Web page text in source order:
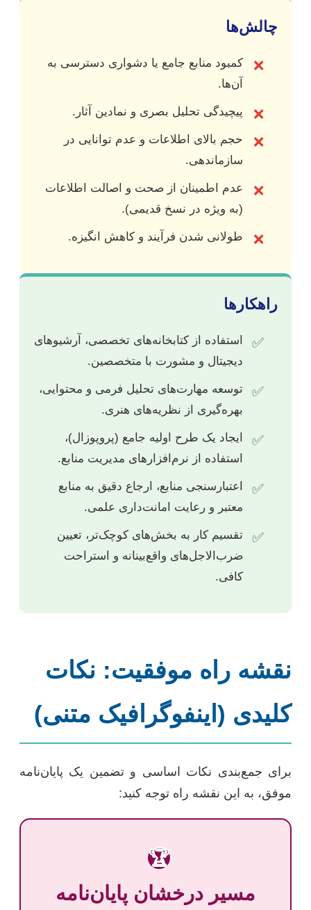
چالش‌ها
❌
کمبود منابع جامع یا دشواری دسترسی به
آن‌ها.
❌ پیچیدگی تحلیل بصری و نمادین آثار.
❌
حجم بالای اطلاعات و عدم توانایی در
سازماندهی.
❌
عدم اطمینان از صحت و اصالت اطلاعات
(به ویژه در نسخ قدیمی).
❌ طولانی شدن فرآیند و کاهش انگیزه.
راهکارها
✅
استفاده از کتابخانه‌های تخصصی، آرشیوهای
دیجیتال و مشورت با متخصصین.
✅
توسعه مهارت‌های تحلیل فرمی و محتوایی،
بهره‌گیری از نظریه‌های هنری.
✅
ایجاد یک طرح اولیه جامع (پروپوزال)،
استفاده از نرم‌افزارهای مدیریت منابع.
✅
اعتبارسنجی منابع، ارجاع دقیق به منابع
معتبر و رعایت امانت‌داری علمی.
✅
تقسیم کار به بخش‌های کوچک‌تر، تعیین
ضرب‌الاجل‌های واقع‌بینانه و استراحت
کافی.
نقشه راه موفقیت: نکات
کلیدی (اینفوگرافیک متنی)
برای جمع‌بندی نکات اساسی و تضمین یک پایان‌نامه
موفق، به این نقشه راه توجه کنید:
🏆
مسیر درخشان پایان‌نامه